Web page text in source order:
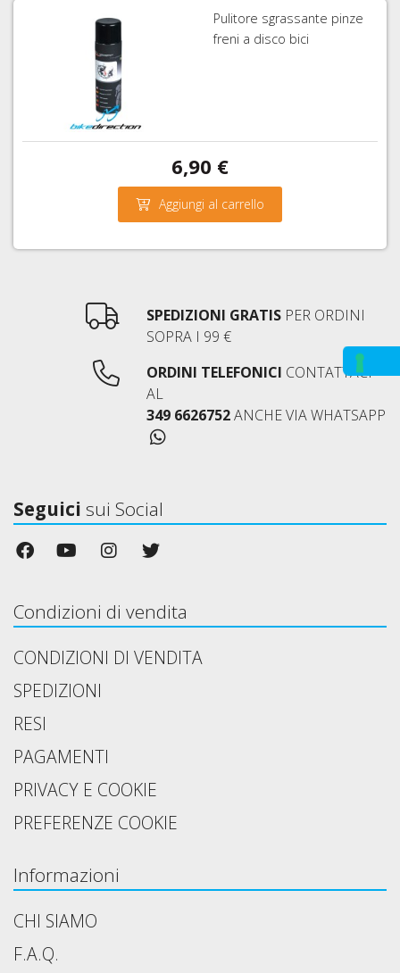
Pulitore sgrassante pinze
freni a disco bici
6,90 €
Aggiungi al carrello
SPEDIZIONI GRATIS PER ORDINI
SOPRA I 99 €
ORDINI TELEFONICI CONTATTACI
AL
349 6626752ANCHE VIA WHATSAPP
Seguici sui Social
Condizioni di vendita
CONDIZIONI DI VENDITA
SPEDIZIONI
RESI
PAGAMENTI
PRIVACY E COOKIE
PREFERENZE COOKIE
Informazioni
CHI SIAMO
F.A.Q.